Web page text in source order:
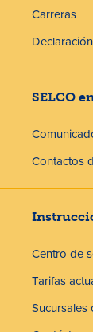
Carreras
SELCO
Contactos
Centro de
Tarifas
Sucursales